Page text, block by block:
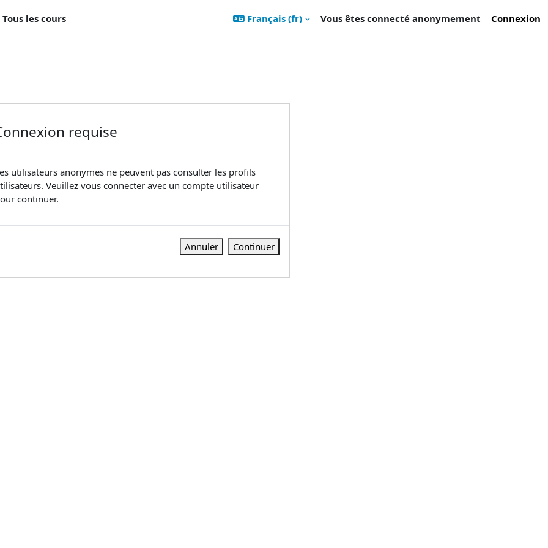
Tous les cours Français ‎(fr)‎ Vous êtes connecté anonymement Connexion
requise
utilisateurs anonymes ne peuvent pas consulter les profils
Veuillez vous connecter avec un compte utilisateur
continuer.
Annuler Continuer